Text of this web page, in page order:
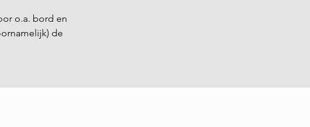
o.a. bord en
de